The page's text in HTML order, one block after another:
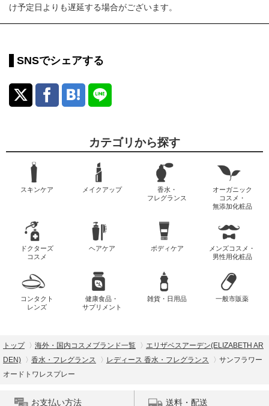
け予定日よりも遅延する場合がございます。
SNSでシェアする
カテゴリから探す
スキンケア メイクアップ
香水・
フレグランス
オーガニック
コスメ・
無添加化粧品
ドクターズ
コスメ
ヘアケア ボディケア
メンズコスメ・
男性用化粧品
コンタクト
レンズ
健康食品・
サプリメント
雑貨・日用品 一般市販薬
トップ 海外・国内コスメブランド一覧
エリザベスアーデン(ELIZABETH AR
DEN)
香水・フレグランス レディース 香水・フレグランス
サンフラワー
オードトワレスプレー
お支払い方法 送料・配送